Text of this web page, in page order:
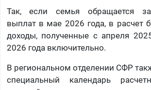
Так, если семья обращается
выплат в мае 2026 года, в расчет
доходы, полученные с апреля
2026 года включительно.
В региональном отделении СФР
специальный календарь